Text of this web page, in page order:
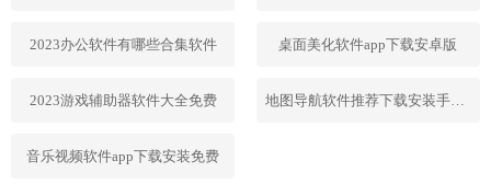
2023办公软件有哪些合集软件 桌面美化软件app下载安卓版
2023游戏辅助器软件大全免费 地图导航软件推荐下载安装手机版
音乐视频软件app下载安装免费